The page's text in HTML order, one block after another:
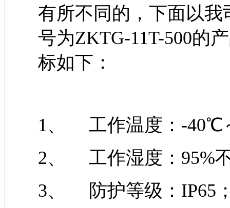
有所不同的，下面以
号为ZKTG-11T-500的
标如下：
1、 工作温度：-40℃
2、 工作湿度：95%
3、 防护等级：IP65